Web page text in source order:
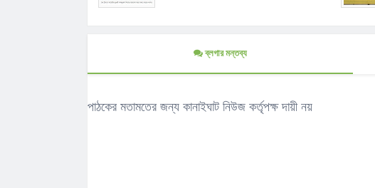
ব্লগার মন্তব্য
পাঠকের মতামতের জন্য কানাইঘাট নিউজ কর্তৃপক্ষ দায়ী নয়